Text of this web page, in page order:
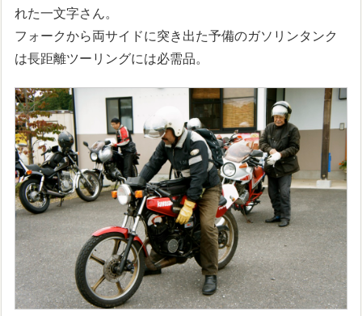
れた一文字さん。
フォークから両サイドに突き出た予備のガソリンタンク
は長距離ツーリングには必需品。